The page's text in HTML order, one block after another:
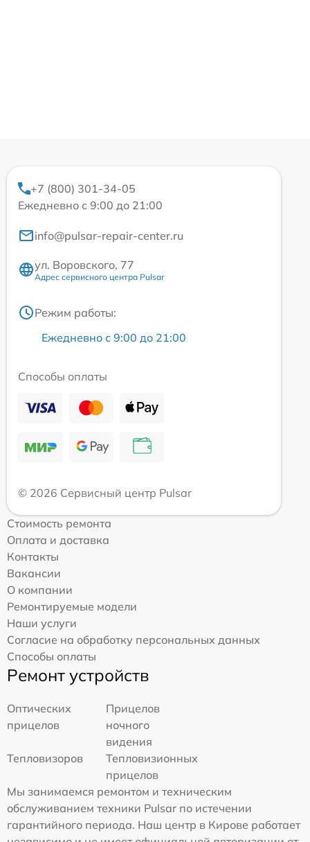
+7 (800) 301-34-05
Ежедневно с 9:00 до 21:00
info@pulsar-repair-center.ru
ул. Воровского, 77
Адрес сервисного центра Pulsar
Режим работы:
Ежедневно с 9:00 до 21:00
Способы оплаты
© 2026 Сервисный центр Pulsar
Стоимость ремонта
Оплата и доставка
Контакты
Вакансии
О компании
Ремонтируемые модели
Наши услуги
Согласие на обработку персональных данных
Способы оплаты
Ремонт устройств
Оптических
прицелов
Прицелов
ночного
видения
Тепловизоров
Тепловизионных
прицелов
Мы занимаемся ремонтом и техническим
обслуживанием техники Pulsar по истечении
гарантийного периода. Наш центр в Кирове работает